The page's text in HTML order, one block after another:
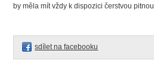
by měla mít vždy k dispozici čerstvou
sdílet na facebooku